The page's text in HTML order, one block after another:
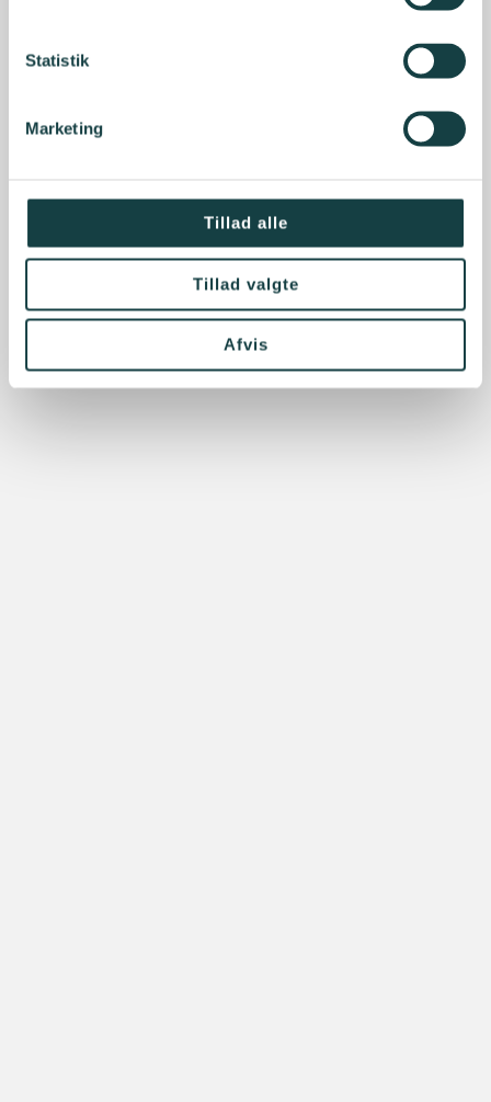
Statistik
Marketing
Tillad alle
Tillad valgte
Afvis